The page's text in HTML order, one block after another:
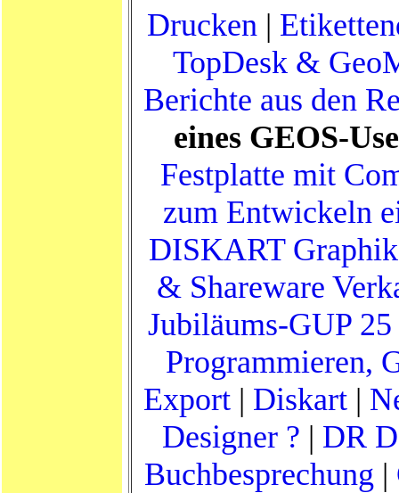
Drucken |
TopDesk &
Berichte aus den
eines GEOS-
Festplatte mit
zum Entwickeln
DISKART
& Shareware
Jubiläums-GUP 25
Programmieren,
Export | Diskart |
Designer ? | DR
Buchbesprechung |